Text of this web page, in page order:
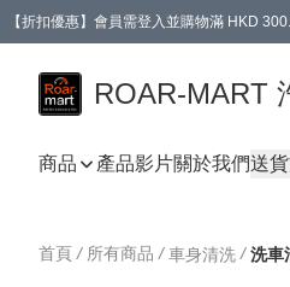
【折扣優惠】會員需登入並購物滿 HKD
ROAR-MART
商品 產品影片關於我們送
首頁 / 所有商品 / 車身清洗 / 洗車